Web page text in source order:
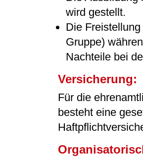
wird gestellt.
Die
Gruppe)
Nachteile bei
Versicherung:
Für die
besteht eine